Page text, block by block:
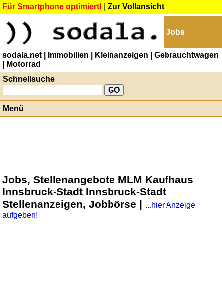
Für Smartphone optimiert! Zur Vollansicht
Jobs
sodala.net | Immobilien | Kleinanzeigen
| Gebrauchtwagen
| Motorrad
Schnellsuche
Menü
Jobs, Stellenangebote MLM Kaufhaus
Innsbruck-Stadt Innsbruck-Stadt
Stellenanzeigen, Jobbörse | ...hier Anzeige
aufgeben!